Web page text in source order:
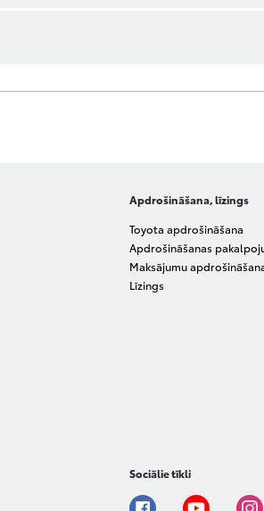
Apdrošināšana, līzings
Toyota apdrošināšana
Apdrošināšanas
Maksājumu
Līzings
Sociālie tīkli